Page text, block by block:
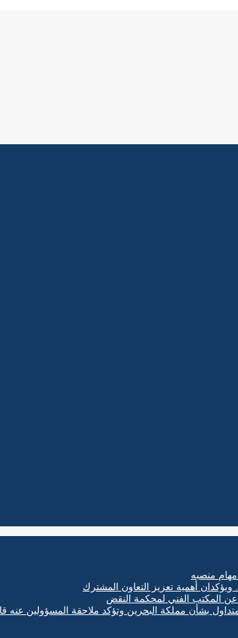
منصبه
أهمية تعزيز التعاون المشترك
بشأن مملكة البحرين وتؤكد ملاحقة المسؤولين عنه